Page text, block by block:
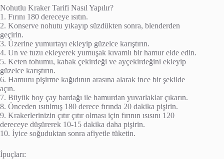
Nohutlu Kraker Tarifi Nasıl Yapılır?
1. Fırını 180 dereceye ısıtın.
2. Konserve nohutu yıkayıp süzdükten sonra, blenderden
geçirin.
3. Üzerine yumurtayı ekleyip güzelce karıştırın.
4. Un ve tuzu ekleyerek yumuşak kıvamlı bir hamur elde edin.
5. Keten tohumu, kabak çekirdeği ve ayçekirdeğini ekleyip
güzelce karıştırın.
6. Hamuru pişirme kağıdının arasına alarak ince bir şekilde
açın.
7. Büyük boy çay bardağı ile hamurdan yuvarlaklar çıkarın.
8. Önceden ısıtılmış 180 derece fırında 20 dakika pişirin.
9. Krakerlerinizin çıtır çıtır olması için fırının ısısını 120
dereceye düşürerek 10-15 dakika daha pişirin.
10. İyice soğuduktan sonra afiyetle tüketin.
İpuçları: